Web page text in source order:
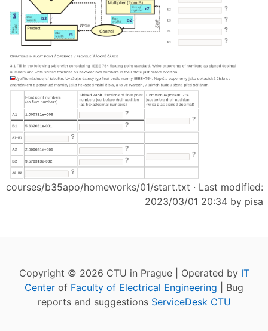
courses/b35apo/homeworks/01/start.txt · Last modified:
2023/03/01 20:34 by pisa
Copyright © 2026 CTU in Prague | Operated by IT
Center of Faculty of Electrical Engineering | Bug
reports and suggestions ServiceDesk CTU